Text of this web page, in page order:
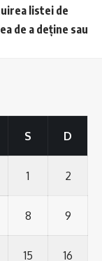
listei de
de a deține sau
S D
1 2
8 9
15 16